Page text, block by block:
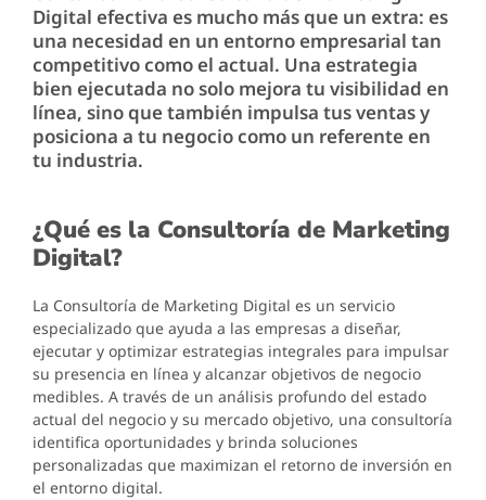
Digital efectiva es mucho más que un extra: es
una necesidad en un entorno empresarial tan
competitivo como el actual. Una estrategia
bien ejecutada no solo mejora tu visibilidad en
línea, sino que también impulsa tus ventas y
posiciona a tu negocio como un referente en
tu industria.
¿Qué es la Consultoría de Marketing
Digital?
La Consultoría de Marketing Digital es un servicio
especializado que ayuda a las empresas a diseñar,
ejecutar y optimizar estrategias integrales para impulsar
su presencia en línea y alcanzar objetivos de negocio
medibles. A través de un análisis profundo del estado
actual del negocio y su mercado objetivo, una consultoría
identifica oportunidades y brinda soluciones
personalizadas que maximizan el retorno de inversión en
el entorno digital.